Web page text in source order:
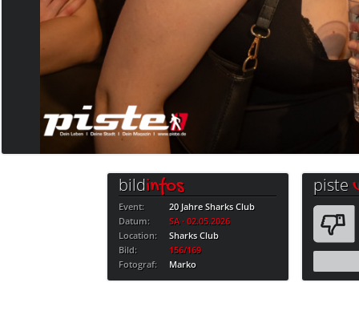
bildinfos
Event:
20 Jahre Sharks Club
Datum:
SA · 02.05.2026
Location:
Sharks Club
Bild:
156/169
Fotograf:
Marko
piste